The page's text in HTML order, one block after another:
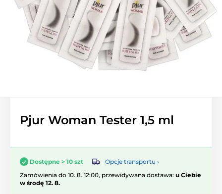
Pjur Woman Tester 1,5 ml
Dostępne > 10 szt
Opcje transportu ›
Zamówienia do 10. 8. 12:00, przewidywana dostawa: u Ciebie
w środę 12. 8.